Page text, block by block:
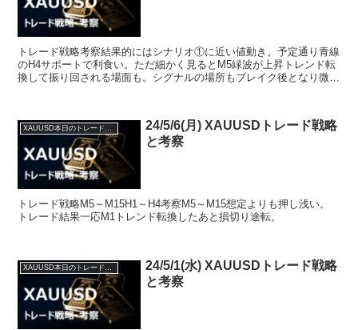
トレード戦略考察結果的にはシナリオ①に近い値動き。予定通り青線
のH4サポートで利食い。ただ細かく見るとM5緑波が上昇トレンド転
換して振り回される場面も。シグナルの場所もブレイク後となり微妙
24/5/6(月) XAUUSDトレード戦略
と考察
トレード戦略M5～M15H1～H4考察M5～M15想定よりも押し浅い。
トレード結果一応M1トレンド転換したあと損切り途転。
XAUUSD本日のトレード戦略と考察
24/5/1(水) XAUUSDトレード戦略
と考察